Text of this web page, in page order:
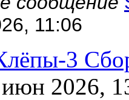
11:06
3
2026,